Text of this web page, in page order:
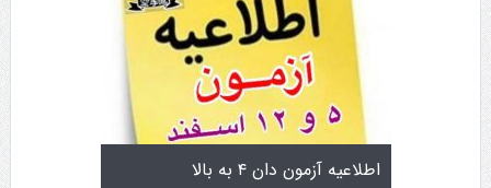
اطلاعیه آزمون تولد کایچو سن سی گوگن یاماگوچی